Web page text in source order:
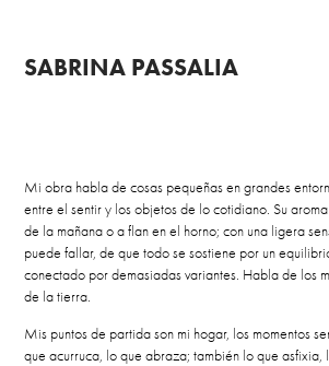
SABRINA PASSALIA
Mi obra habla de cosas pequeñas en grandes
entre el sentir y los objetos de lo cotidiano. Su
de la mañana o a flan en el horno; con una ligera
puede fallar, de que todo se sostiene por un
conectado por demasiadas variantes. Habla de los
de la tierra.
Mis puntos de partida son mi hogar, los momentos
que acurruca, lo que abraza; también lo que